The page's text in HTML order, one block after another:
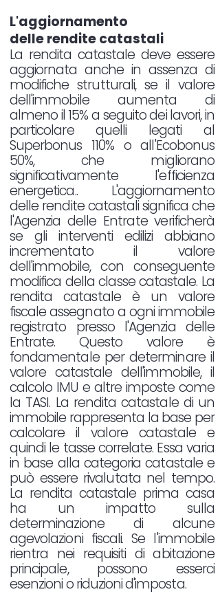
L'aggiornamento
delle rendite catastali
La rendita catastale deve essere
aggiornata anche in assenza di
modifiche strutturali, se il valore
dell'immobile aumenta di
almeno il 15% a seguito dei lavori, in
particolare quelli legati al
Superbonus 110% o all'Ecobonus
50%, che migliorano
significativamente l'efficienza
energetica.. L'aggiornamento
delle rendite catastali significa che
l'Agenzia delle Entrate verificherà
se gli interventi edilizi abbiano
incrementato il valore
dell'immobile, con conseguente
modifica della classe catastale. La
rendita catastale è un valore
fiscale assegnato a ogni immobile
registrato presso l'Agenzia delle
Entrate. Questo valore è
fondamentale per determinare il
valore catastale dell'immobile, il
calcolo IMU e altre imposte come
la TASI. La rendita catastale di un
immobile rappresenta la base per
calcolare il valore catastale e
quindi le tasse correlate. Essa varia
in base alla categoria catastale e
può essere rivalutata nel tempo.
La rendita catastale prima casa
ha un impatto sulla
determinazione di alcune
agevolazioni fiscali. Se l'immobile
rientra nei requisiti di abitazione
principale, possono esserci
esenzioni o riduzioni d'imposta.